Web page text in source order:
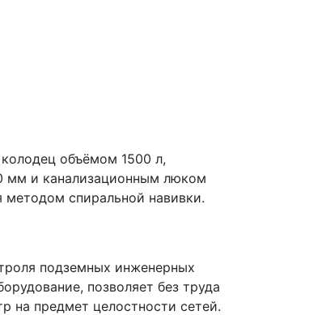
объёмом 1500 л,
мм и канализационным люком
методом спиральной навивки.
подземных инженерных
позволяет без труда
на предмет целостности сетей.